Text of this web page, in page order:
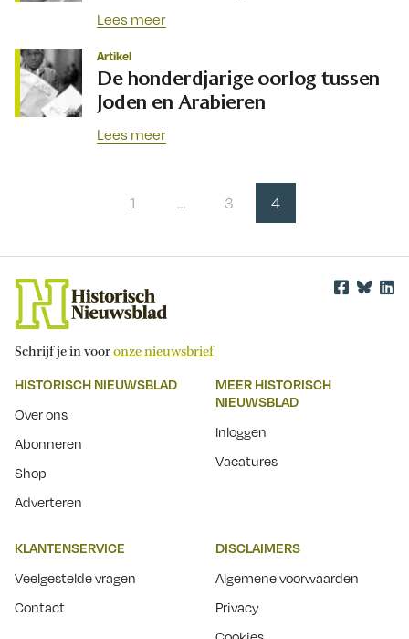
Lees meer
Artikel
De honderdjarige oorlog tussen
Joden en Arabieren
Lees meer
1 … 3 4
Schrijf je in vooronze nieuwsbrief
HISTORISCH NIEUWSBLAD
Over ons
Abonneren
Shop
Adverteren
MEER HISTORISCH
NIEUWSBLAD
Inloggen
Vacatures
KLANTENSERVICE
Veelgestelde vragen
Contact
DISCLAIMERS
Algemene voorwaarden
Privacy